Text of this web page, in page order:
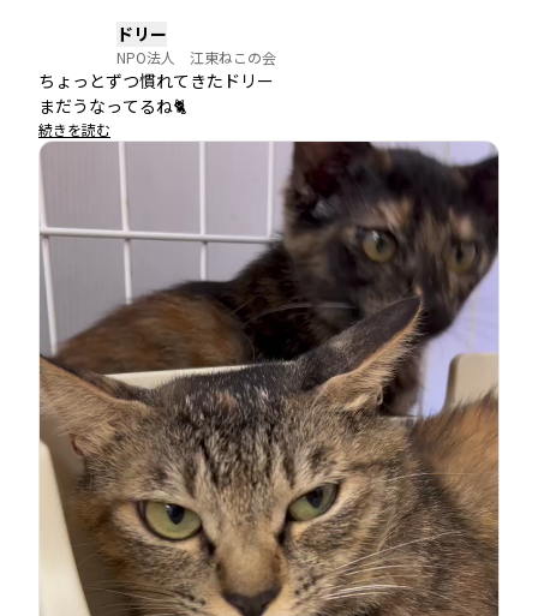
ドリー
NPO法人 江東ねこの会
ちょっとずつ慣れてきたドリー
まだうなってるね🐈
続きを読む